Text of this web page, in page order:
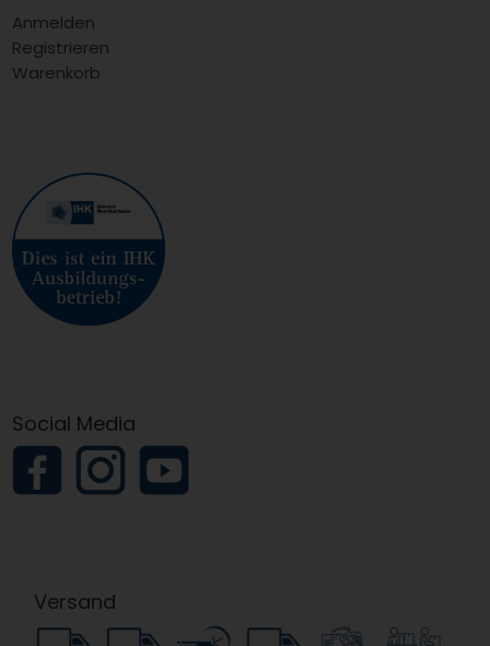
Anmelden
Registrieren
Warenkorb
Social Media
Versand